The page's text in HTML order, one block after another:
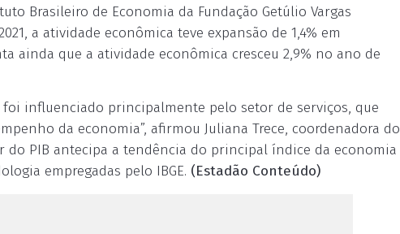
Brasileiro de Economia da Fundação Getúlio Vargas
a atividade econômica teve expansão de 1,4% em
ainda que a atividade econômica cresceu 2,9% no ano de
foi influenciado principalmente pelo setor de serviços, que
da economia”, afirmou Juliana Trece, coordenadora do
do PIB antecipa a tendência do principal índice da economia
empregadas pelo IBGE. (Estadão Conteúdo)